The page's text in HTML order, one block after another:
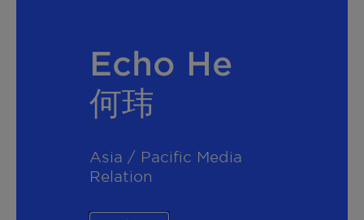
Echo He
何玮
Asia / Pacific Media
Relation